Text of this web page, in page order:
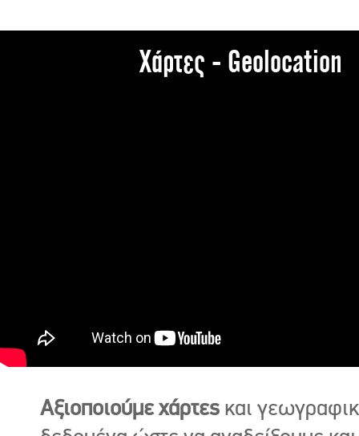
Χάρτες - Geolocation
Αξιοποιούμε χάρτες και